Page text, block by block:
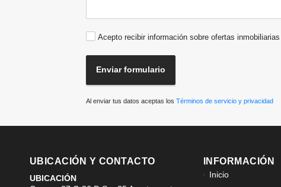
Acepto recibir información sobre ofertas inmobiliarias
Enviar formulario
Al enviar tus datos aceptas los Términos de servicio y privacidad
UBICACIÓN Y CONTACTO
UBICACIÓN
INFORMACIÓN
Inicio